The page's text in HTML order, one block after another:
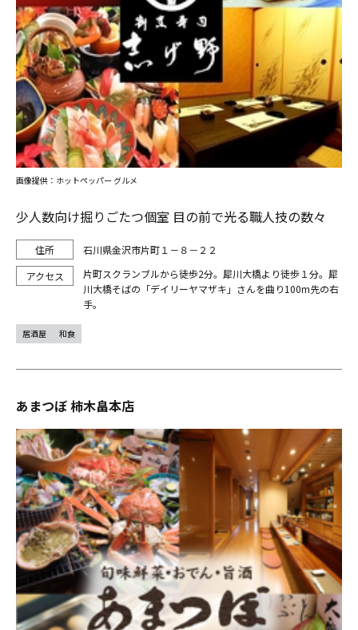
少人数向け掘りごたつ個室 目の前で光る職人技の数々
石川県金沢市片町１－８－２２
片町スクランブルから徒歩2分。犀川大橋より徒歩１分。犀
川大橋そばの「デイリーヤマザキ」さんを曲り100m先の右
手。
画像提供：ホットペッパー グルメ
居酒屋 和食
あまつぼ 柿木畠本店